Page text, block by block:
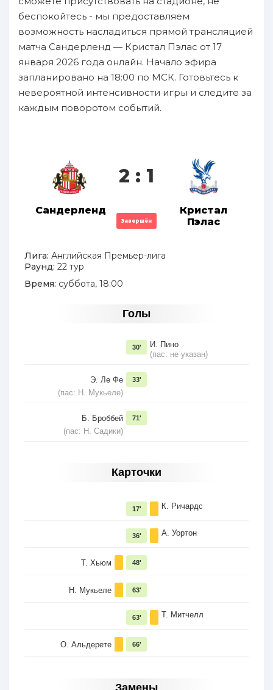
беспокойтесь - мы предоставляем
возможность насладиться прямой трансляцией
матча Сандерленд — Кристал Пэлас от 17
января 2026 года онлайн. Начало эфира
запланировано на 18:00 по МСК. Готовьтесь к
невероятной интенсивности игры и следите за
каждым поворотом событий.
Сандерленд
2 : 1
Завершён
Кристал
Пэлас
Лига: Английская Премьер-лига
Раунд: 22 тур
Время: суббота, 18:00
Голы
И. Пино
(пас: не указан)
30'
Э. Ле Фе
(пас: Н. Мукьеле)
33'
Б. Броббей
(пас: Н. Садики)
71'
Карточки
К. Ричардс
17'
А. Уортон
36'
Т. Хьюм 48'
Н. Мукьеле 63'
Т. Митчелл
63'
О. Альдерете 66'
Замены